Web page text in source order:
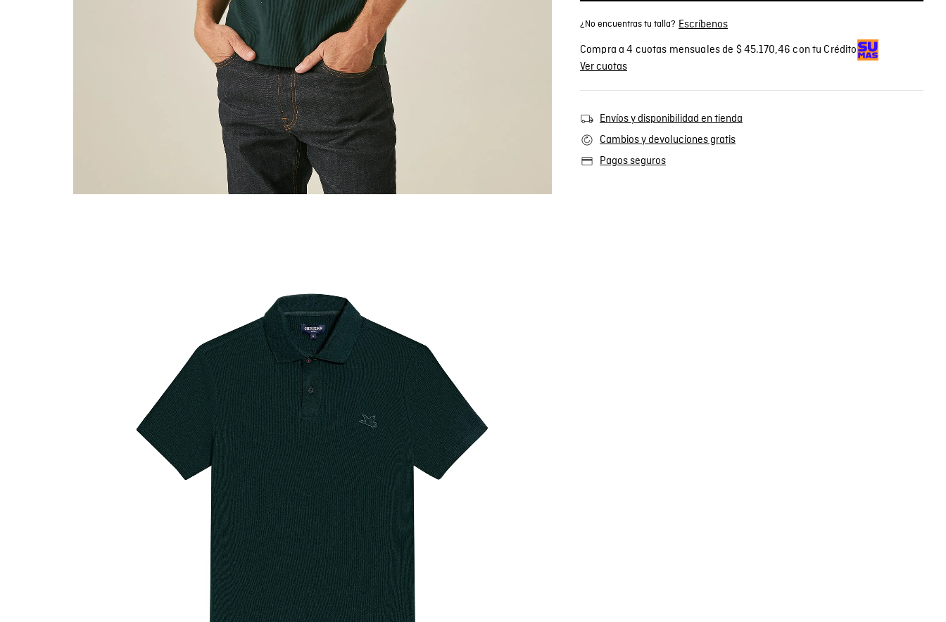
¿No encuentras tu talla? Escríbenos
Compra a 4 cuotas mensuales de $ 45.170,46 con tu Crédito
Ver cuotas
Envíos y disponibilidad en tienda
Cambios y devoluciones gratis
Pagos seguros